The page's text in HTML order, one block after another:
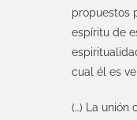
propuestos
espíritu de
cual él es
(…) La unión